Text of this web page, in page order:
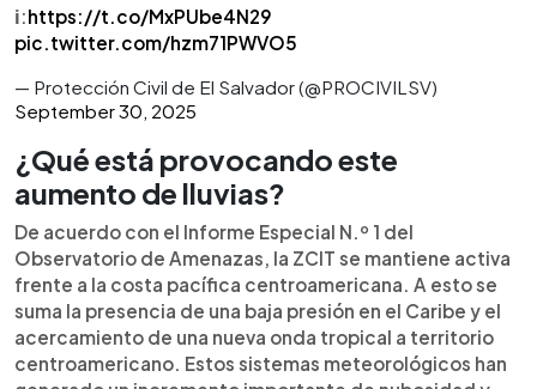
ℹ️:https://t.co/MxPUbe4N29
pic.twitter.com/hzm71PWVO5
— Protección Civil de El Salvador (@PROCIVILSV)
September 30, 2025
¿Qué está provocando este
aumento de lluvias?
De acuerdo con el Informe Especial N.º 1 del
Observatorio de Amenazas, la ZCIT se mantiene activa
frente a la costa pacífica centroamericana. A esto se
suma la presencia de una baja presión en el Caribe y el
acercamiento de una nueva onda tropical a territorio
centroamericano. Estos sistemas meteorológicos han